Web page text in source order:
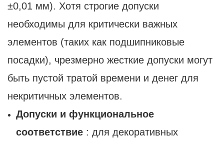
±0,01 мм). Хотя строгие допуски
необходимы для критически важных
элементов (таких как подшипниковые
посадки), чрезмерно жесткие допуски могут
быть пустой тратой времени и денег для
некритичных элементов.
Допуски и функциональное
соответствие : для декоративных